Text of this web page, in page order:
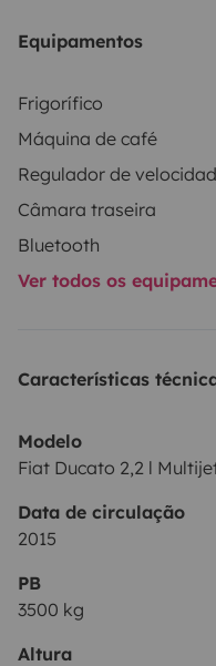
Equipamentos
Frigorífico
Máquina de café
Câmara traseira
Bluetooth
Ver todos os
Características
Modelo
Fiat Ducato 2,2 l
Data de circulação
2015
PB
3500 kg
Altura